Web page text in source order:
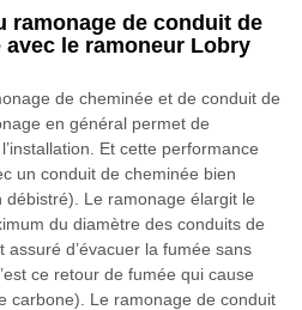
ramonage de conduit de
le ramoneur Lobry
de cheminée et de conduit de
en général permet de
Et cette performance
un conduit de cheminée bien
Le ramonage élargit le
du diamètre des conduits de
d’évacuer la fumée sans
ce retour de fumée qui cause
carbone). Le ramonage de conduit